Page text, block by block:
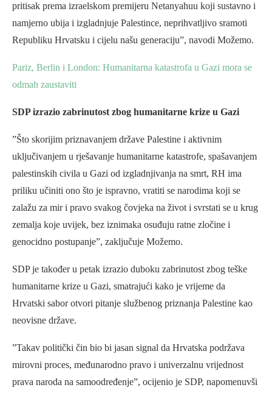
pritisak prema izraelskom premijeru Netanyahuu koji sustavno i
namjerno ubija i izgladnjuje Palestince, neprihvatljivo sramoti
Republiku Hrvatsku i cijelu našu generaciju”, navodi Možemo.
Pariz, Berlin i London: Humanitarna katastrofa u Gazi mora se
odmah zaustaviti
SDP izrazio zabrinutost zbog humanitarne krize u Gazi
”Što skorijim priznavanjem države Palestine i aktivnim
uključivanjem u rješavanje humanitarne katastrofe, spašavanjem
palestinskih civila u Gazi od izgladnjivanja na smrt, RH ima
priliku učiniti ono što je ispravno, vratiti se narodima koji se
zalažu za mir i pravo svakog čovjeka na život i svrstati se u krug
zemalja koje uvijek, bez iznimaka osuđuju ratne zločine i
genocidno postupanje”, zaključuje Možemo.
SDP je također u petak izrazio duboku zabrinutost zbog teške
humanitarne krize u Gazi, smatrajući kako je vrijeme da
Hrvatski sabor otvori pitanje službenog priznanja Palestine kao
neovisne države.
”Takav politički čin bio bi jasan signal da Hrvatska podržava
mirovni proces, međunarodno pravo i univerzalnu vrijednost
prava naroda na samoodređenje”, ocijenio je SDP, napomenuvši